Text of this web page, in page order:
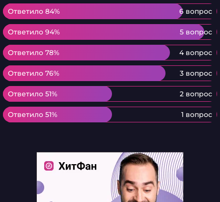
Ответило 84% 6 вопрос
Ответило 84%
Ответило 94% 5 вопрос
Ответило 94%
Ответило 78% 4 вопрос
Ответило 78%
Ответило 76% 3 вопрос
Ответило 76%
Ответило 51% 2 вопрос
Ответило 51%
Ответило 51% 1 вопрос
Ответило 51%